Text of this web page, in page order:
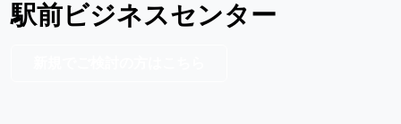
駅前ビジネスセンター